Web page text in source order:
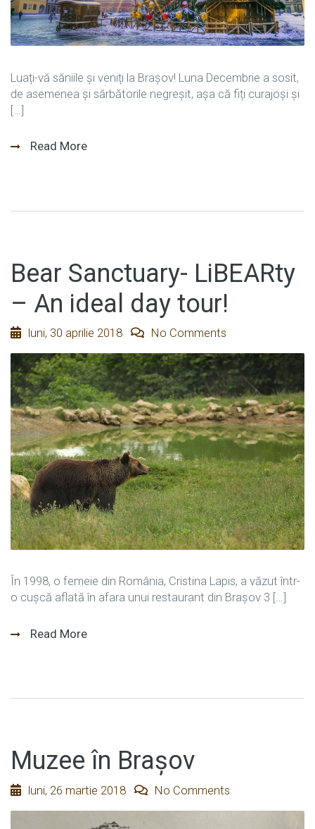
Luați-vă săniile și veniți la Brașov! Luna Decembrie a sosit,
de asemenea și sărbătorile negreșit, așa că fiți curajoși și
[…]
Read More
Bear Sanctuary- LiBEARty
– An ideal day tour!
luni, 30 aprilie 2018 No Comments
În 1998, o femeie din România, Cristina Lapis, a văzut într-
o cușcă aflată în afara unui restaurant din Brașov 3 […]
Read More
Muzee în Brașov
luni, 26 martie 2018 No Comments